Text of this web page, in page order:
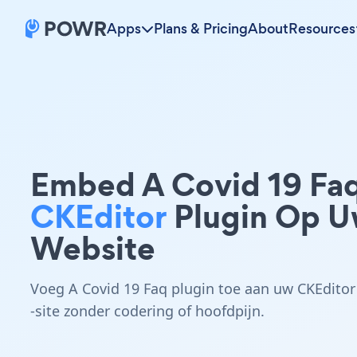
Apps Plans & PricingAboutResources
Embed A Covid 19
CKEditor Plugin Op
Website
Voeg A Covid 19 Faq plugin toe aan uw CKEditor
-site zonder codering of hoofdpijn.